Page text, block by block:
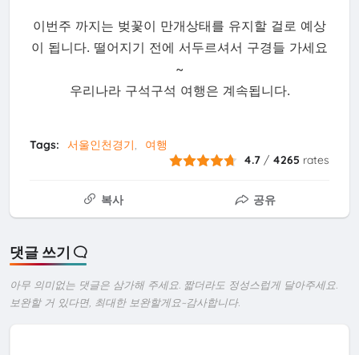
이번주 까지는 벚꽃이 만개상태를 유지할 걸로 예상
이 됩니다. 떨어지기 전에 서두르셔서 구경들 가세요
~
우리나라 구석구석 여행은 계속됩니다.
Tags: 서울인천경기
여행
4.7 / 4265 rates
복사 공유
댓글 쓰기
아무 의미없는 댓글은 삼가해 주세요. 짧더라도 정성스럽게 달아주세요.
보완할 거 있다면, 최대한 보완할게요~감사합니다.